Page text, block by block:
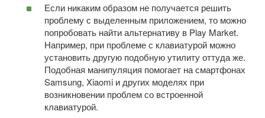
Если никаким образом не получается решить
проблему с выделенным приложением, то можно
попробовать найти альтернативу в Play Market.
Например, при проблеме с клавиатурой можно
установить другую подобную утилиту оттуда же.
Подобная манипуляция помогает на смартфонах
Samsung, Xiaomi и других моделях при
возникновении проблем со встроенной
клавиатурой.